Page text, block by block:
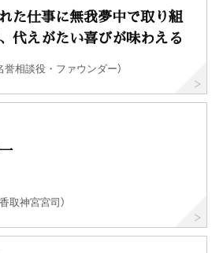
た仕事に無我夢中で取り組
代えがたい喜びが味わえる
相談役・ファウンダー）
取神宮宮司）